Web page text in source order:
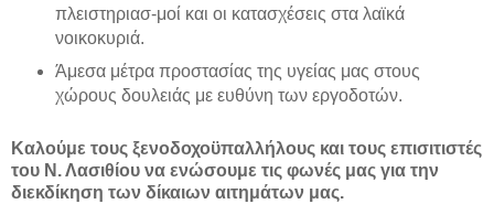
πλειστηριασ-μοί και οι κατασχέσεις στα λαϊκά
νοικοκυριά.
Άμεσα μέτρα προστασίας της υγείας μας στους
χώρους δουλειάς με ευθύνη των εργοδοτών.
Καλούμε τους ξενοδοχοϋπαλλήλους και τους επισιτιστές
του Ν. Λασιθίου να ενώσουμε τις φωνές μας για την
διεκδίκηση των δίκαιων αιτημάτων μας.